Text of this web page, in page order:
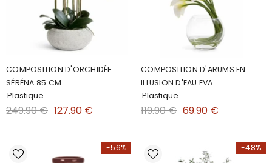
COMPOSITION D'ORCHIDÉE
SÉRÉNA 85 CM
Plastique
249.90 € 127.90 €
COMPOSITION D'ARUMS EN
ILLUSION D'EAU EVA
Plastique
119.90 € 69.90 €
-56% -48%